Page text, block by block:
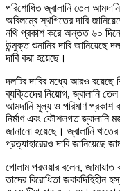
পরিশোধিত জ্বালানি তেল
অবিলম্বে স্থগিতের দাবি
নথি প্রকাশ করে অন্তত ৬০
উন্মুক্ত শুনানির দাবি জানিয়েছে
দাবি করা হয়েছে।
দলটির দাবির মধ্যে আরও রয়েছে
ব্যক্তিদের নিয়োগ, জ্বালানি
আমদানি মূল্য ও পরিমাণ প্রকাশ
নির্মাণ এবং কৌশলগত জ্বালানি
জানানো হয়েছে। জ্বালানি
প্রত্যাহারেরও দাবি জানিয়েছে
গোলাম পরওয়ার বলেন, জামায়াত
তাদের বিরোধিতা জবাবদিহিহীন